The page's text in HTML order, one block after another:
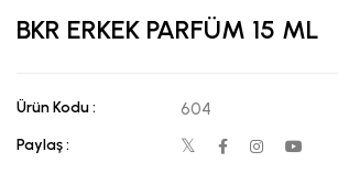
BKR ERKEK PARFÜM 15 ML
Ürün Kodu : 604
Paylaş :